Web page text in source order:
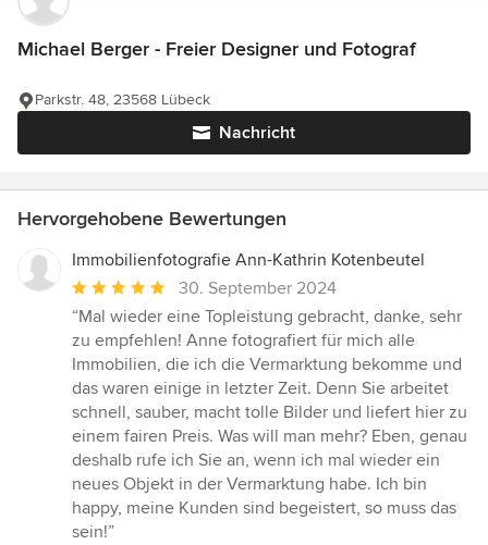
Michael Berger - Freier Designer und Fotograf
Nachricht
Parkstr. 48, 23568 Lübeck
Hervorgehobene Bewertungen
Immobilienfotografie Ann-Kathrin Kotenbeutel
Durchschnittliche
Bewertung:
5
von
5
Sternen
30. September 2024
“Mal wieder eine Topleistung gebracht, danke, sehr
zu empfehlen! Anne fotografiert für mich alle
Immobilien, die ich die Vermarktung bekomme und
das waren einige in letzter Zeit. Denn Sie arbeitet
schnell, sauber, macht tolle Bilder und liefert hier zu
einem fairen Preis. Was will man mehr? Eben, genau
deshalb rufe ich Sie an, wenn ich mal wieder ein
neues Objekt in der Vermarktung habe. Ich bin
happy, meine Kunden sind begeistert, so muss das
sein!”